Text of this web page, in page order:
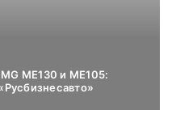
ME130 и ME105: